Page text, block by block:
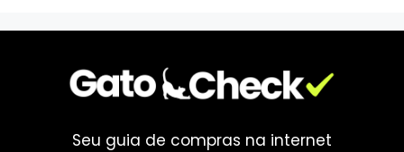
Seu guia de compras na internet